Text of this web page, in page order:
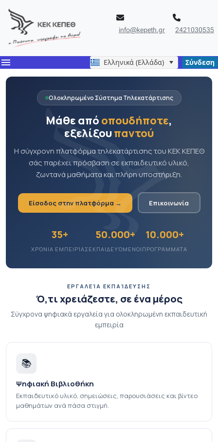
info@kepeth.gr 2421030535
menu Ελληνικά (Ελλάδα) Σύνδεση
Ολοκληρωμένο Σύστημα Τηλεκατάρτισης
Μάθε από οπουδήποτε,
εξελίξουπαντού
Η σύγχρονη πλατφόρμα τηλεκατάρτισης του ΚΕΚ ΚΕΠΕΘ
σάς παρέχει πρόσβαση σε εκπαιδευτικό υλικό,
ζωντανά μαθήματα και πλήρη υποστήριξη.
Είσοδος στην πλατφόρμα → Επικοινωνία
35+
ΧΡΌΝΙΑ ΕΜΠΕΙΡΊΑΣ
50.000+
ΕΚΠΑΙΔΕΥΌΜΕΝΟΙ
10.000+
ΠΡΟΓΡΆΜΜΑΤΑ
ΕΡΓΑΛΕΊΑ ΕΚΠΑΊΔΕΥΣΗΣ
Ό,τι χρειάζεστε, σε ένα μέρος
Σύγχρονα ψηφιακά εργαλεία για ολοκληρωμένη εκπαιδευτική
εμπειρία
📚
Ψηφιακή Βιβλιοθήκη
Εκπαιδευτικό υλικό, σημειώσεις, παρουσιάσεις και βίντεο
μαθημάτων ανά πάσα στιγμή.